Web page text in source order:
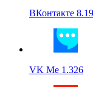
ВКонтакте
VK Me 1.326